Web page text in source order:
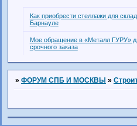
Как приобрести стеллажи для
Барнауле
Мое обращение в «Металл ГУРУ»
срочного заказа
» ФОРУМ СПБ И МОСКВЫ »